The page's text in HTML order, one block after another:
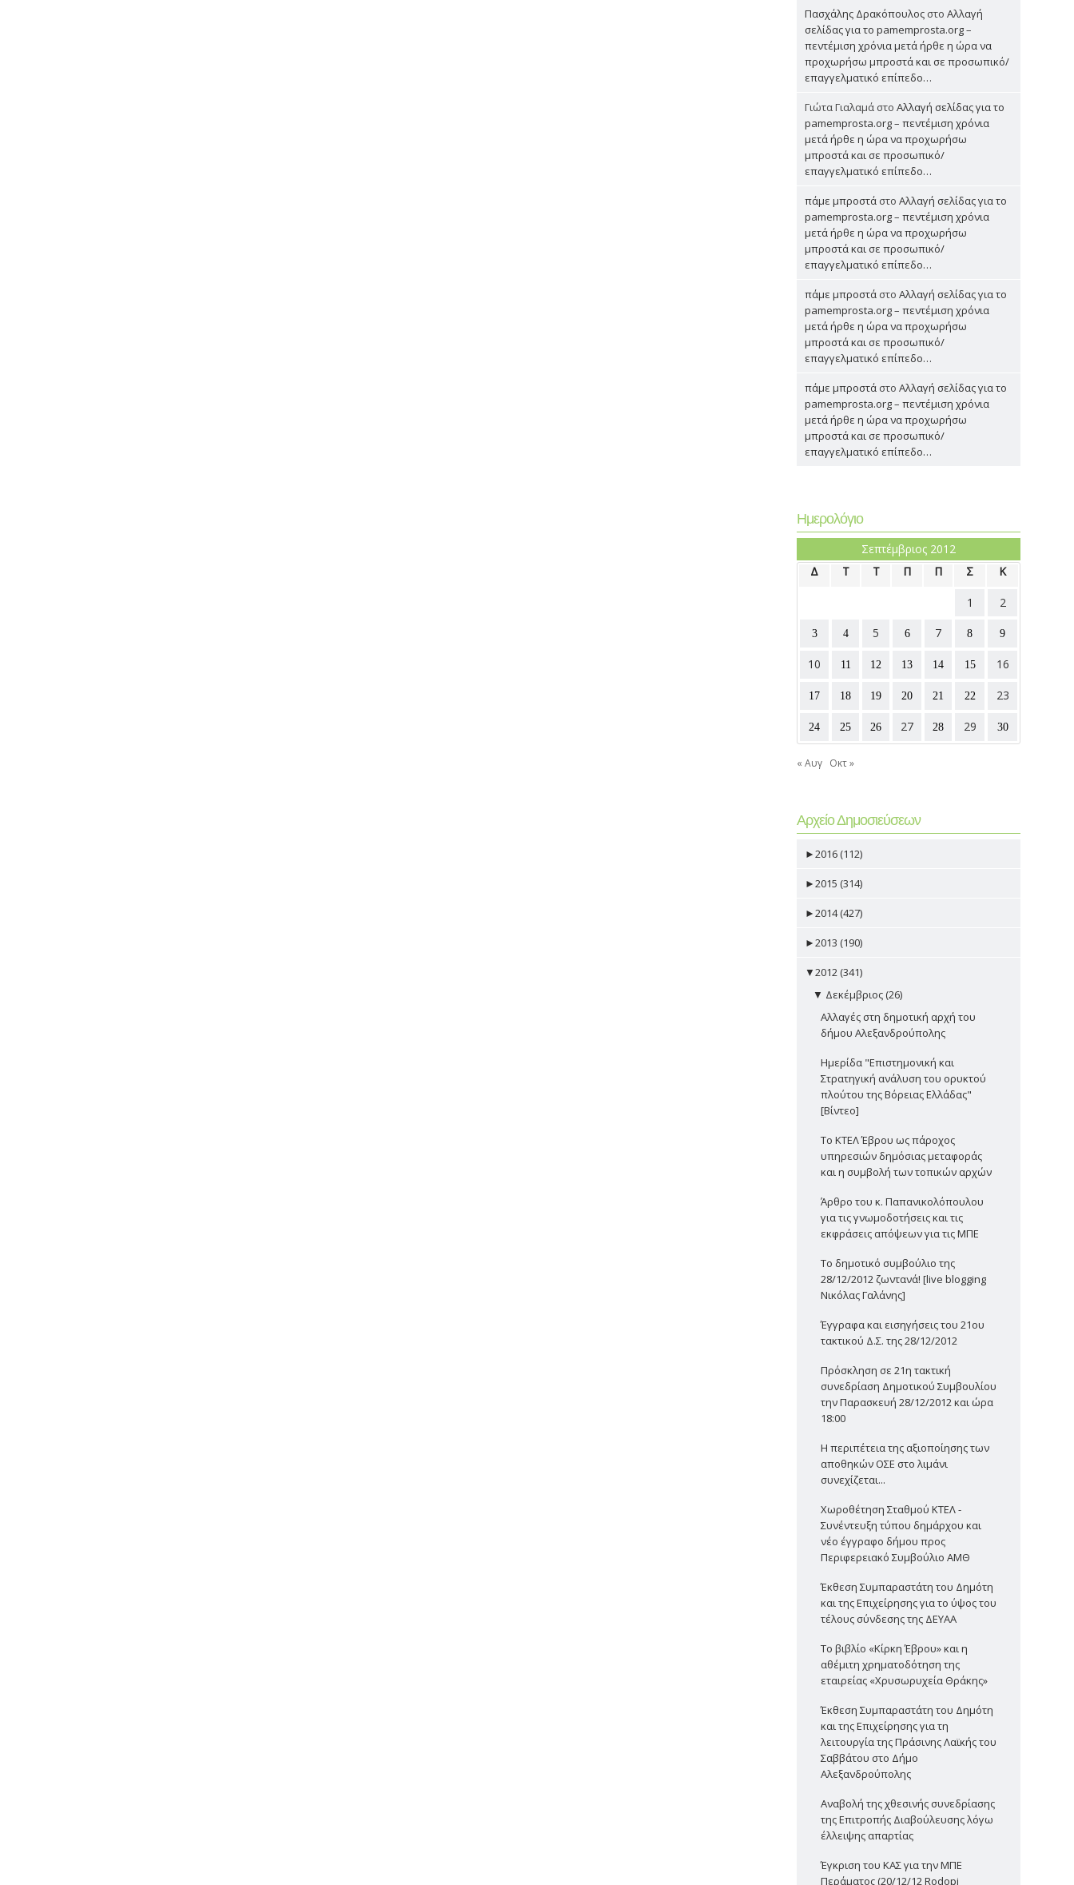
Πασχάλης Δρακόπουλος στο Αλλαγή
σελίδας για το pamemprosta.org –
πεντέμιση χρόνια μετά ήρθε η ώρα να
προχωρήσω μπροστά και σε προσωπικό/
επαγγελματικό επίπεδο…
Γιώτα Γιαλαμά στο Αλλαγή σελίδας για το
pamemprosta.org – πεντέμιση χρόνια
μετά ήρθε η ώρα να προχωρήσω
μπροστά και σε προσωπικό/
επαγγελματικό επίπεδο…
πάμε μπροστά στο Αλλαγή σελίδας για το
pamemprosta.org – πεντέμιση χρόνια
μετά ήρθε η ώρα να προχωρήσω
μπροστά και σε προσωπικό/
επαγγελματικό επίπεδο…
πάμε μπροστά στο Αλλαγή σελίδας για το
pamemprosta.org – πεντέμιση χρόνια
μετά ήρθε η ώρα να προχωρήσω
μπροστά και σε προσωπικό/
επαγγελματικό επίπεδο…
πάμε μπροστά στο Αλλαγή σελίδας για το
pamemprosta.org – πεντέμιση χρόνια
μετά ήρθε η ώρα να προχωρήσω
μπροστά και σε προσωπικό/
επαγγελματικό επίπεδο…
Ημερολόγιο
Σεπτέμβριος 2012
Δ
Τ Τ Π Π Σ Κ
1 2
3 4 5 6 7 8 9
10 11 12 13 14 15 16
17 18 19 20 21 22 23
24 25 26 27 28 29 30
« Αυγ Οκτ »
Αρχείο Δημοσιεύσεων
►2016 (112)
►2015 (314)
►2014 (427)
►2013 (190)
▼2012 (341)
▼ Δεκέμβριος (26)
Αλλαγές στη δημοτική αρχή του
δήμου Αλεξανδρούπολης
Ημερίδα "Επιστημονική και
Στρατηγική ανάλυση του ορυκτού
πλούτου της Βόρειας Ελλάδας"
[Βίντεο]
Το ΚΤΕΛ Έβρου ως πάροχος
υπηρεσιών δημόσιας μεταφοράς
και η συμβολή των τοπικών αρχών
Άρθρο του κ. Παπανικολόπουλου
για τις γνωμοδοτήσεις και τις
εκφράσεις απόψεων για τις ΜΠΕ
Το δημοτικό συμβούλιο της
28/12/2012 ζωντανά! [live blogging
Νικόλας Γαλάνης]
Έγγραφα και εισηγήσεις του 21ου
τακτικού Δ.Σ. της 28/12/2012
Πρόσκληση σε 21η τακτική
συνεδρίαση Δημοτικού Συμβουλίου
την Παρασκευή 28/12/2012 και ώρα
18:00
Η περιπέτεια της αξιοποίησης των
αποθηκών ΟΣΕ στο λιμάνι
συνεχίζεται...
Χωροθέτηση Σταθμού ΚΤΕΛ -
Συνέντευξη τύπου δημάρχου και
νέο έγγραφο δήμου προς
Περιφερειακό Συμβούλιο ΑΜΘ
Έκθεση Συμπαραστάτη του Δημότη
και της Επιχείρησης για το ύψος του
τέλους σύνδεσης της ΔΕΥΑΑ
Το βιβλίο «Κίρκη Έβρου» και η
αθέμιτη χρηματοδότηση της
εταιρείας «Χρυσωρυχεία Θράκης»
Έκθεση Συμπαραστάτη του Δημότη
και της Επιχείρησης για τη
λειτουργία της Πράσινης Λαϊκής του
Σαββάτου στο Δήμο
Αλεξανδρούπολης
Αναβολή της χθεσινής συνεδρίασης
της Επιτροπής Διαβούλευσης λόγω
έλλειψης απαρτίας
Έγκριση του ΚΑΣ για την ΜΠΕ
Περάματος (20/12/12 Rodopi